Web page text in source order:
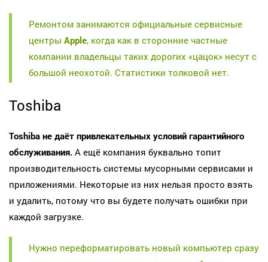
Ремонтом занимаются официальные сервисные
центры Apple, когда как в сторонние частные
компании владельцы таких дорогих «цацок» несут с
большой неохотой. Статистики толковой нет.
Toshiba
Toshiba не даёт привлекательных условий гарантийного
обслуживания. А ещё компания буквально топит
производительность системы мусорными сервисами и
приложениями. Некоторые из них нельзя просто взять
и удалить, потому что вы будете получать ошибки при
каждой загрузке.
Нужно переформатировать новый компьютер сразу